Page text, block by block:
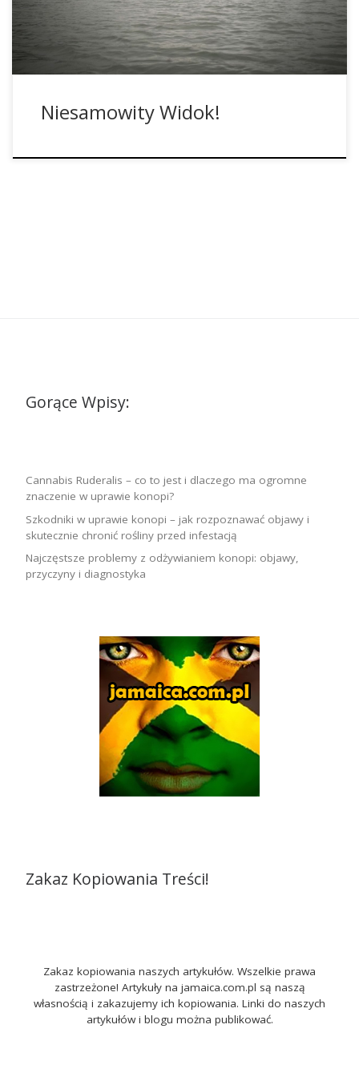
zbiornik wodny w Chiapas. Ruiny stały się nową atrakcją […]
Niesamowity Widok!
Gorące Wpisy:
Cannabis Ruderalis – co to jest i dlaczego ma ogromne
znaczenie w uprawie konopi?
Szkodniki w uprawie konopi – jak rozpoznawać objawy i
skutecznie chronić rośliny przed infestacją
Najczęstsze problemy z odżywianiem konopi: objawy,
przyczyny i diagnostyka
Zakaz Kopiowania Treści!
Zakaz kopiowania naszych artykułów. Wszelkie prawa
zastrzeżone! Artykuły na jamaica.com.pl są naszą
własnością i zakazujemy ich kopiowania. Linki do naszych
artykułów i blogu można publikować.